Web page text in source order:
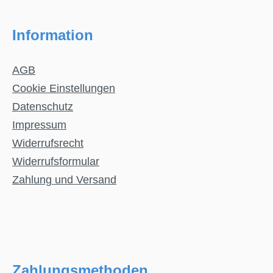
Information
AGB
Cookie Einstellungen
Datenschutz
Impressum
Widerrufsrecht
Widerrufsformular
Zahlung und Versand